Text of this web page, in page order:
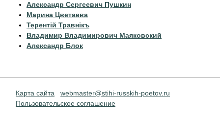
Александр Сергеевич Пушкин
Марина Цветаева
Терентiй Травнiкъ
Владимир Владимирович Маяковский
Александр Блок
Карта сайта
webmaster@stihi-russkih-poetov.ru
Пользовательское соглашение